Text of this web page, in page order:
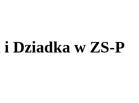
Dziadka w ZS-P